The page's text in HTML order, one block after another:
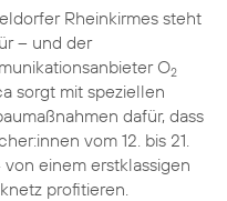
Rheinkirmes steht
– und der
O2
sorgt mit speziellen
dafür, dass
vom 12. bis 21.
einem erstklassigen
profitieren.